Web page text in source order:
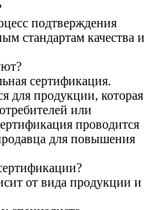
подтверждения
стандартам качества и
сертификация.
для продукции, которая
или
проводится
для повышения
от вида продукции и